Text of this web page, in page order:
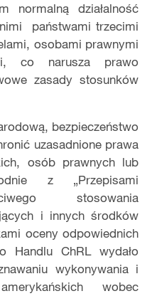
normalną działalność
państwami trzecimi
osobami prawnymi
co narusza prawo
zasady stosunków
bezpieczeństwo
uzasadnione prawa
osób prawnych lub
z „Przepisami
stosowania
i innych środków
oceny odpowiednich
Handlu ChRL wydało
wykonywania i
wobec